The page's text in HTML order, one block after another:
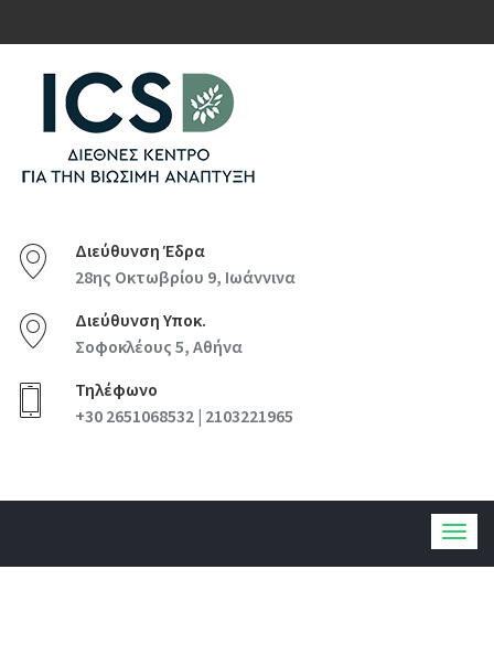
Διεύθυνση Έδρα
28ης Οκτωβρίου 9, Ιωάννινα
Διεύθυνση Υποκ.
Σοφοκλέους 5, Αθήνα
Τηλέφωνο
+30 2651068532 | 2103221965